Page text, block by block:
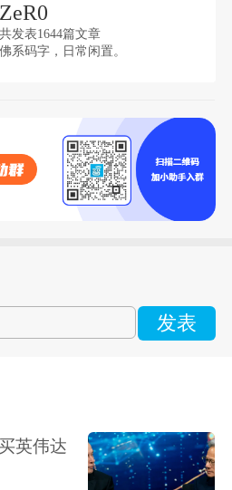
ZeR0
共发表1644篇文章
佛系码字，日常闲置。
发表
英伟达